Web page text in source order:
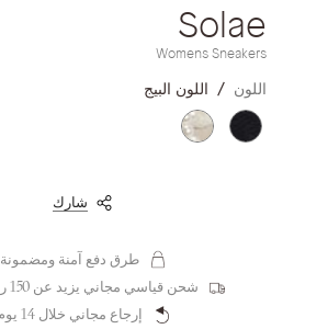
Solae
Womens Sneakers
اللون اللون البيج
شارك
طرق دفع آمنة ومضمونة
شحن قياسي مجاني يزيد عن 150 ريال قطري
إرجاع مجاني خلال 14 يوم